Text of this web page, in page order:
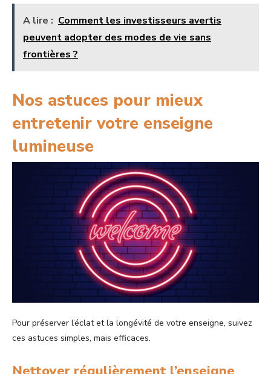
A lire : Comment les investisseurs avertis
peuvent adopter des modes de vie sans
frontières ?
Nos astuces pour mieux
entretenir votre enseigne
lumineuse
Pour préserver l’éclat et la longévité de votre enseigne, suivez
ces astuces simples, mais efficaces.